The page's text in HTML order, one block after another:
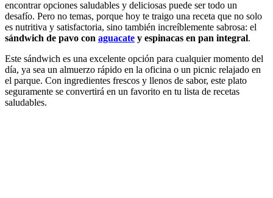
encontrar opciones saludables y deliciosas puede ser todo un
desafío. Pero no temas, porque hoy te traigo una receta que no solo
es nutritiva y satisfactoria, sino también increíblemente sabrosa: el
sándwich de pavo con aguacate y espinacas en pan integral.
Este sándwich es una excelente opción para cualquier momento del
día, ya sea un almuerzo rápido en la oficina o un picnic relajado en
el parque. Con ingredientes frescos y llenos de sabor, este plato
seguramente se convertirá en un favorito en tu lista de recetas
saludables.